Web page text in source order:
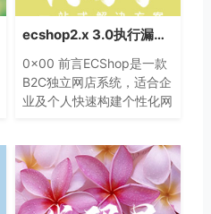
ecshop2.x 3.0执行漏洞分析
0×00 前言ECShop是一款
B2C独立网店系统，适合企
业及个人快速构建个性化网
漏洞原理 ECShop 没有对
$GLOBAL[‘_SERVER’][